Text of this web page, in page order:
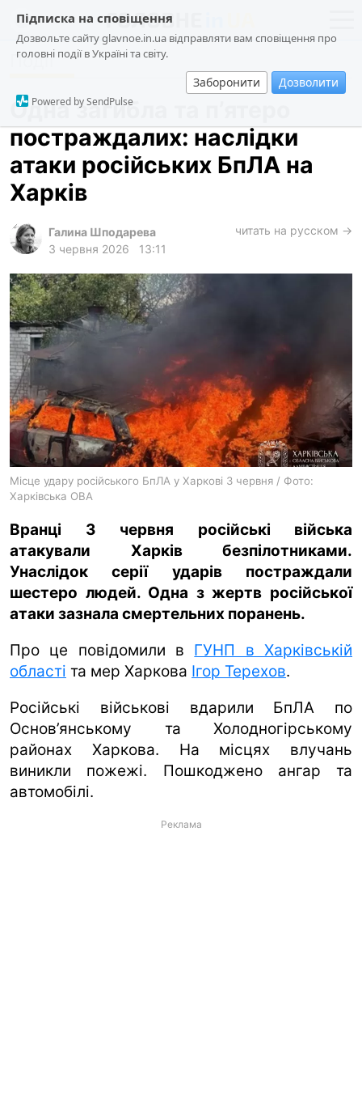
Підписка на сповіщення
Дозвольте сайту glavnoe.in.ua відправляти вам сповіщення про
головні події в Україні та світу.
Заборонити Дозволити
Powered by SendPulse
новини
про проєкт
суспільство
події
кримінал
харків
ua ru en
Події
Одна загибла та п’ятеро
постраждалих: наслідки
атаки російських БпЛА на
Харків
Галина Шподарева
3 червня 2026
13:11
читать на русском →
Місце удару російського БпЛА у Харкові 3 червня / Фото:
Харківська ОВА
Вранці 3 червня російські війська
атакували Харків безпілотниками.
Унаслідок серії ударів постраждали
шестеро людей. Одна з жертв російської
атаки зазнала смертельних поранень.
Про це повідомили в ГУНП в Харківській
області та мер Харкова Ігор Терехов.
Російські військові вдарили БпЛА по
Основ’янському та Холодногірському
районах Харкова. На місцях влучань
виникли пожежі. Пошкоджено ангар та
автомобілі.
Реклама